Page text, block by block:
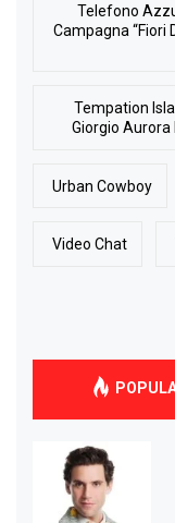
Telefono
Campagna “Fiori
Tempation
Giorgio
Urban Cowboy
Video Chat